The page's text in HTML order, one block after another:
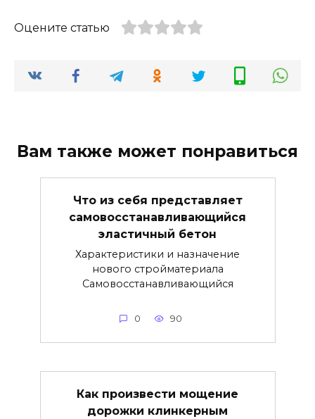
Оцените статью
Вам также может понравиться
Что из себя представляет
самовосстанавливающийся
эластичный бетон
Характеристики и назначение
нового стройматериала
Самовосстанавливающийся
0 90
Как произвести мощение
дорожки клинкерным